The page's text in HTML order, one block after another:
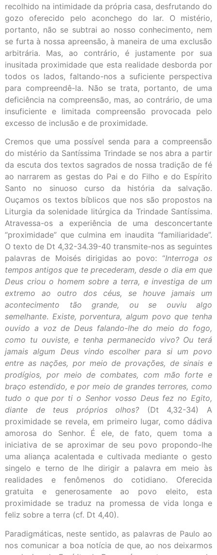
recolhido na intimidade da própria casa, desfrutando do
gozo oferecido pelo aconchego do lar. O mistério,
portanto, não se subtrai ao nosso conhecimento, nem
se furta à nossa apreensão, à maneira de uma exclusão
arbitrária. Mas, ao contrário, é justamente por sua
inusitada proximidade que esta realidade desborda por
todos os lados, faltando-nos a suficiente perspectiva
para compreendê-la. Não se trata, portanto, de uma
deficiência na compreensão, mas, ao contrário, de uma
insuficiente e limitada compreensão provocada pelo
excesso de inclusão e de proximidade.
Cremos que uma possível senda para a compreensão
do mistério da Santíssima Trindade se nos abra a partir
da escuta dos textos sagrados de nossa tradição de fé
ao narrarem as gestas do Pai e do Filho e do Espírito
Santo no sinuoso curso da história da salvação.
Ouçamos os textos bíblicos que nos são propostos na
Liturgia da solenidade litúrgica da Trindade Santíssima.
Atravessa-os a experiência de uma desconcertante
“proximidade” que culmina em inaudita “familiaridade”.
O texto de Dt 4,32-34.39-40 transmite-nos as seguintes
palavras de Moisés dirigidas ao povo: “Interroga os
tempos antigos que te precederam,desde o dia em que
Deus criou o homem sobre a terra, e investiga de um
extremo ao outro dos céus, se houve jamais um
acontecimento tão grande, ou se ouviu algo
semelhante. Existe, porventura, algum povo que tenha
ouvido a voz de Deus falando-lhe do meio do fogo,
como tu ouviste, e tenha permanecido vivo? Ou terá
jamais algum Deus vindo escolher para sium povo
entre as nações, por meio de provações, de sinais e
prodígios, por meio de combates, com mão forte e
braço estendido, e por meio de grandes terrores, como
tudo o que por ti o Senhor vosso Deus fez no Egito,
diante de teus próprios olhos? (Dt 4,32-34) A
proximidade se revela, em primeiro lugar, como dádiva
amorosa do Senhor. É ele, de fato, quem toma a
iniciativa de se aproximar de seu povo propondo-lhe
uma aliança acalentada e cultivada mediante o gesto
singelo e terno de lhe dirigir a palavra em meio às
realidades e fenômenos do cotidiano. Oferecida
gratuita e generosamente ao povo eleito, esta
proximidade se traduz na promessa de vida longa e
feliz sobre a terra (cf. Dt 4,40).
Paradigmáticas, neste sentido, as palavras de Paulo ao
nos comunicar a boa notícia de que, ao nos deixarmos